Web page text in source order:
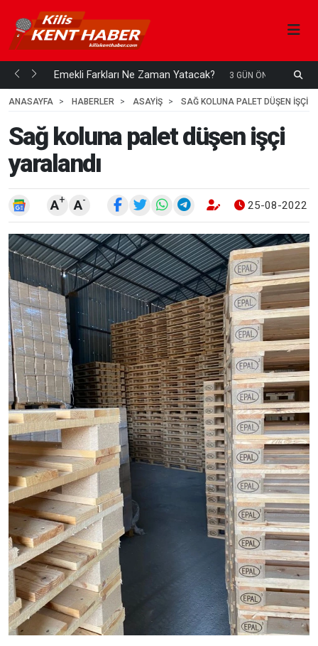
mi... Emekli Farkları Ne Zaman Yatacak? 3 GÜN ÖNCE
ANASAYFA
HABERLER ASAYİŞ SAĞ KOLUNA PALET DÜŞEN IŞÇI
Sağ koluna palet düşen işçi
yaralandı
A+ A- 25-08-2022